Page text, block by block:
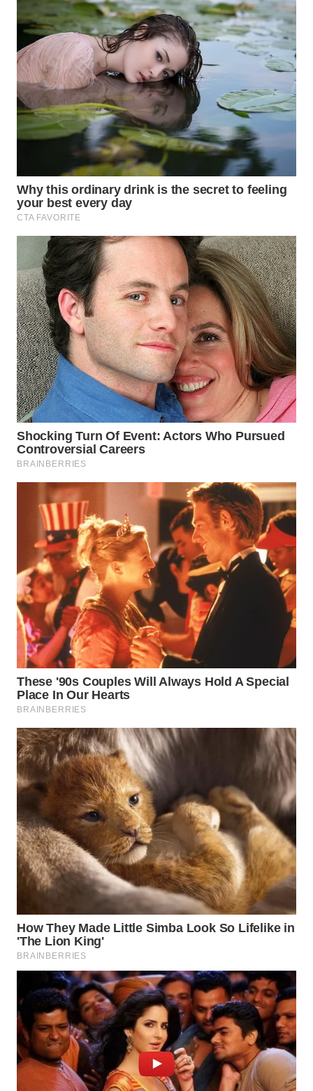
Wahana
Media
Group
WAHANA
NEWS
WAHANA
WAHANA
ADVOKAT
WAHANA
INFRASTRUKTUR
WAHANA
KONSUMEN
WAHANA
LISTRIK
WAHANA
TRAVEL
WAHANA
TV
WAHANANEWS
ID
WAHANANEWS
CO ID
WAHANANEWS
NET
WAHANA
SPORT
WAHANA
WAHANA
SELEB
WAHANA
PERSONA
WAHANA
OTOMOTIF
WAHANA
HEALTH
WAHANA
DESA
WISATA
LAPAK
WAHANA